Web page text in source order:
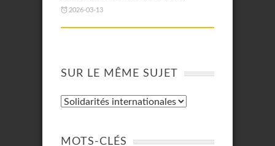
2026-03-13
SUR LE MÊME SUJET
MOTS-CLÉS